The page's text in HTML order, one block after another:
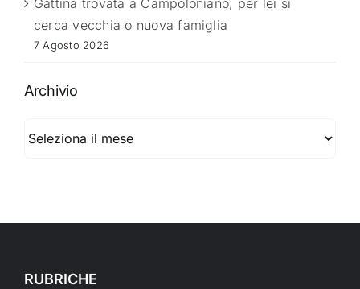
Gattina trovata a Campoloniano, per lei si
cerca vecchia o nuova famiglia
7 Agosto 2026
Archivio
RUBRICHE